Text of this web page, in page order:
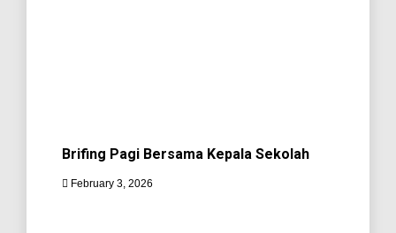
Brifing Pagi Bersama Kepala Sekolah
February 3, 2026